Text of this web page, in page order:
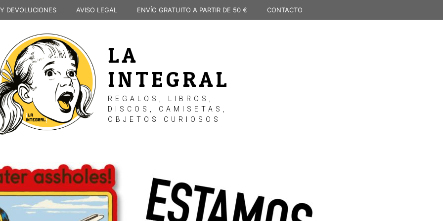
DEVOLUCIONES AVISO LEGAL ENVÍO GRATUITO A PARTIR DE 50 € CONTACTO
LA
INTEGRAL
REGALOS, LIBROS,
DISCOS, CAMISETAS,
OBJETOS CURIOSOS